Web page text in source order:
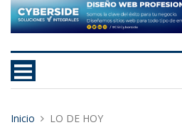
Inicio LO DE HOY